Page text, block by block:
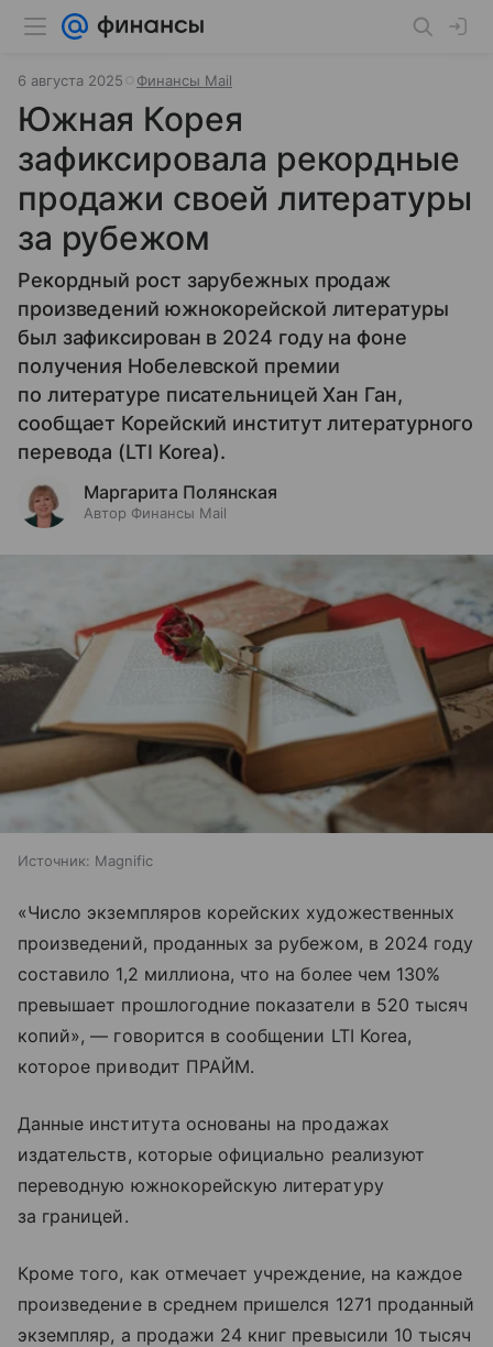
6 августа 2025 Финансы Mail
Южная Корея
зафиксировала рекордные
продажи своей литературы
за рубежом
Рекордный рост зарубежных продаж
произведений южнокорейской литературы
был зафиксирован в 2024 году на фоне
получения Нобелевской премии
по литературе писательницей Хан Ган,
сообщает Корейский институт литературного
перевода (LTI Korea).
Маргарита Полянская
Автор Финансы Mail
Источник: Magnific
«Число экземпляров корейских художественных
произведений, проданных за рубежом, в 2024 году
составило 1,2 миллиона, что на более чем 130%
превышает прошлогодние показатели в 520 тысяч
копий», — говорится в сообщении LTI Korea,
которое приводит ПРАЙМ.
Данные института основаны на продажах
издательств, которые официально реализуют
переводную южнокорейскую литературу
за границей.
Кроме того, как отмечает учреждение, на каждое
произведение в среднем пришелся 1271 проданный
экземпляр, а продажи 24 книг превысили 10 тысяч